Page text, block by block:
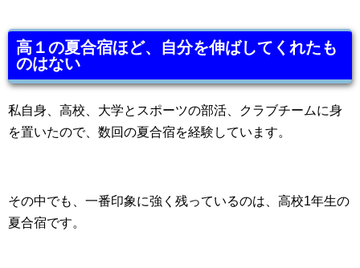
高１の夏合宿ほど、自分を伸ばしてくれたも
のはない
私自身、高校、大学とスポーツの部活、クラブチームに身
を置いたので、数回の夏合宿を経験しています。
その中でも、一番印象に強く残っているのは、高校1年生の
夏合宿です。